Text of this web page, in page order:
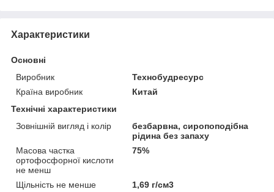
Характеристики
Основні
Виробник
Технобудресурс
Країна виробник
Китай
Технічні характеристики
Зовнішній вигляд і колір
безбарвна, сиропоподібна
рідина без запаху
Масова частка
ортофосфорної кислоти
не менш
75%
Щільність не менше
1,69 г/см3